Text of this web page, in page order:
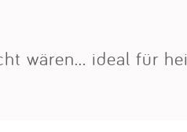
wären... ideal für